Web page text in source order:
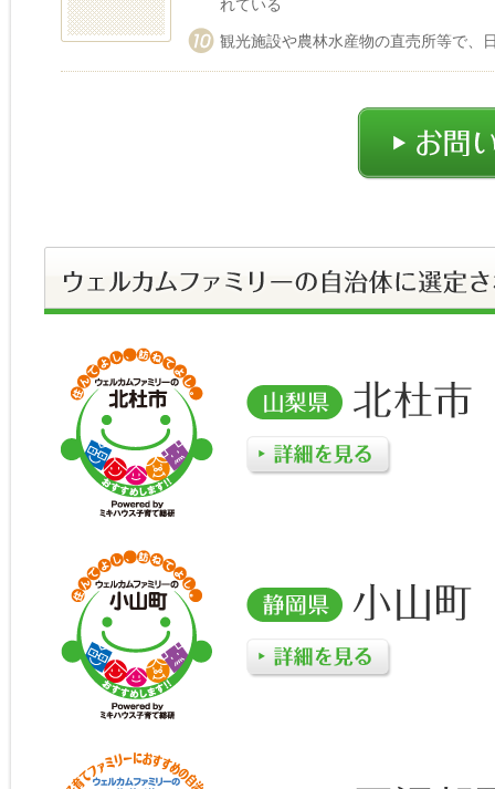
れている
観光施設や農林水産物の直売所等で、